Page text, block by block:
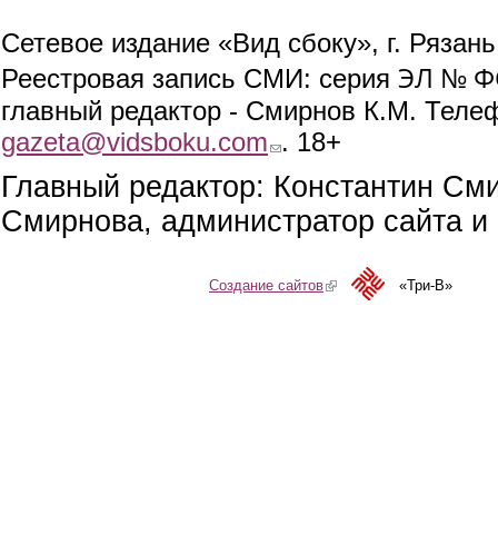
Сетевое издание «Вид сбоку», г.
Реестровая запись СМИ: серия ЭЛ №
главный редактор - Смирнов К.М.
gazeta@vidsboku.com (link sends e-mail)
. 18+
Главный редактор: Константин
Смирнова, администратор сайта
Создание сайтов(link is external)«Три-В»